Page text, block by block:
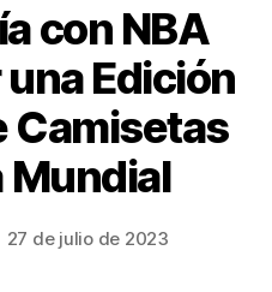
con NBA
Edición
Camisetas
Mundial
27 de julio de 2023